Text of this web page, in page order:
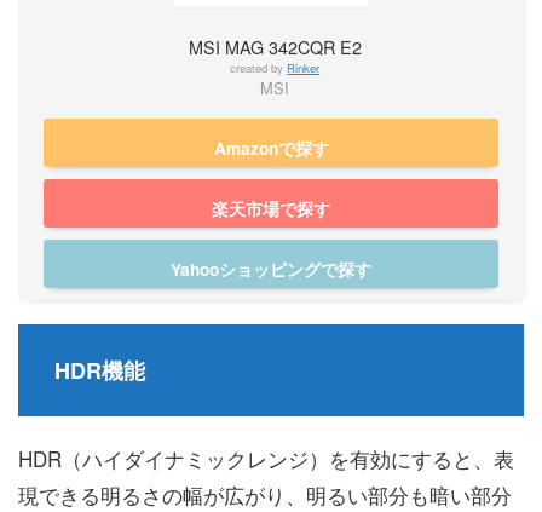
MSI MAG 342CQR E2
created by Rinker
MSI
Amazonで探す
楽天市場で探す
Yahooショッピングで探す
HDR機能
HDR（ハイダイナミックレンジ）を有効にすると、表
現できる明るさの幅が広がり、明るい部分も暗い部分